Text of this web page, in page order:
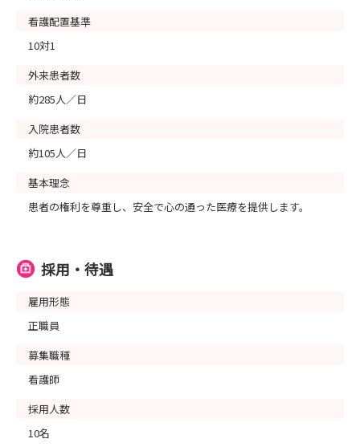
看護配置基準
10対1
外来患者数
約285人／日
入院患者数
約105人／日
基本理念
患者の権利を尊重し、安全で心の通った医療を提供します。
採用・待遇
雇用形態
正職員
募集職種
看護師
採用人数
10名